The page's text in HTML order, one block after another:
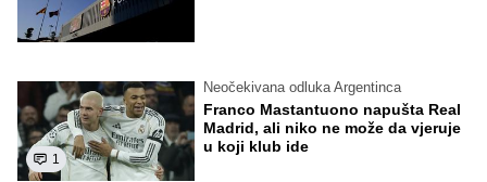
1
Neočekivana odluka Argentinca
Franco Mastantuono napušta Real
Madrid, ali niko ne može da vjeruje
u koji klub ide